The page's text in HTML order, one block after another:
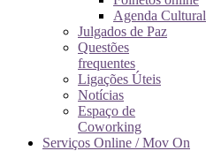
Agenda Cultural
Julgados de Paz
Questões
frequentes
Ligações Úteis
Notícias
Espaço de
Coworking
Serviços Online / Mov On